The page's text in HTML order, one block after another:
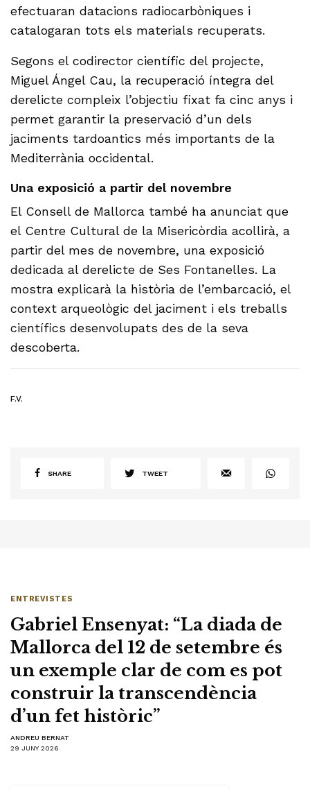
efectuaran datacions radiocarbòniques i
catalogaran tots els materials recuperats.
Segons el codirector científic del projecte,
Miguel Ángel Cau, la recuperació íntegra del
derelicte compleix l’objectiu fixat fa cinc anys i
permet garantir la preservació d’un dels
jaciments tardoantics més importants de la
Mediterrània occidental.
Una exposició a partir del novembre
El Consell de Mallorca també ha anunciat que
el Centre Cultural de la Misericòrdia acollirà, a
partir del mes de novembre, una exposició
dedicada al derelicte de Ses Fontanelles. La
mostra explicarà la història de l’embarcació, el
context arqueològic del jaciment i els treballs
científics desenvolupats des de la seva
descoberta.
F.V.
SHARE TWEET
ENTREVISTES
Gabriel Ensenyat: “La diada de
Mallorca del 12 de setembre és
un exemple clar de com es pot
construir la transcendència
d’un fet històric”
ANDREU BERNAT
29 JUNY 2026